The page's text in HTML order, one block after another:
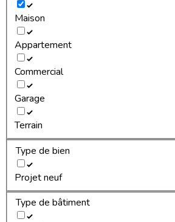
Maison
Appartement
Commercial
Garage
Terrain
Type de bien
Projet neuf
Type de bâtiment